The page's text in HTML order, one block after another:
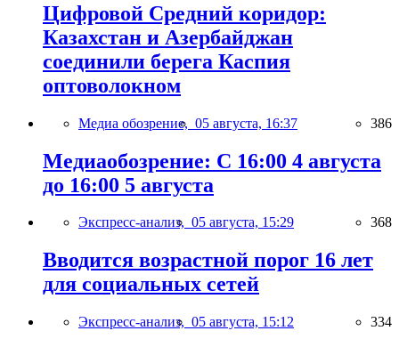
Цифровой Средний коридор:
Казахстан и Азербайджан
соединили берега Каспия
оптоволокном
Медиа обозрение, 05 августа, 16:37 386
Медиаобозрение: С 16:00 4 августа
до 16:00 5 августа
Экспресс-анализ, 05 августа, 15:29 368
Вводится возрастной порог 16 лет
для социальных сетей
Экспресс-анализ, 05 августа, 15:12 334